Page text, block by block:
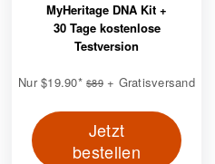
MyHeritage DNA Kit +
30 Tage kostenlose
Testversion
Nur$19.90*$89+ Gratisversand
Jetzt
bestellen